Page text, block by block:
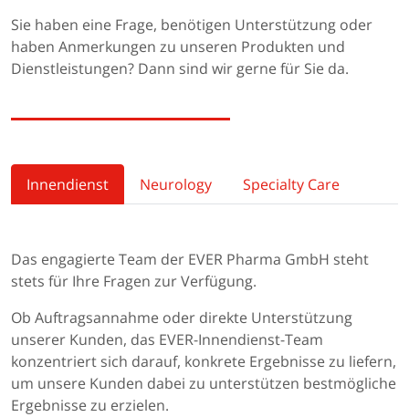
Sie haben eine Frage, benötigen Unterstützung oder
haben Anmerkungen zu unseren Produkten und
Dienstleistungen? Dann sind wir gerne für Sie da.
Innendienst Neurology Specialty Care
Das engagierte Team der EVER Pharma GmbH steht
stets für Ihre Fragen zur Verfügung.
Ob Auftragsannahme oder direkte Unterstützung
unserer Kunden, das EVER-Innendienst-Team
konzentriert sich darauf, konkrete Ergebnisse zu liefern,
um unsere Kunden dabei zu unterstützen bestmögliche
Ergebnisse zu erzielen.